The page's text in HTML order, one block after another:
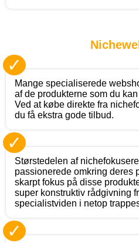
✓
Mange specialiserede
af de produkterne som du
Ved at købe direkte fra
du få ekstra gode tilbud.
✓
Størstedelen af
passionerede omkring deres
skarpt fokus på disse
super konstruktiv rådgivning
specialistviden i netop
✓